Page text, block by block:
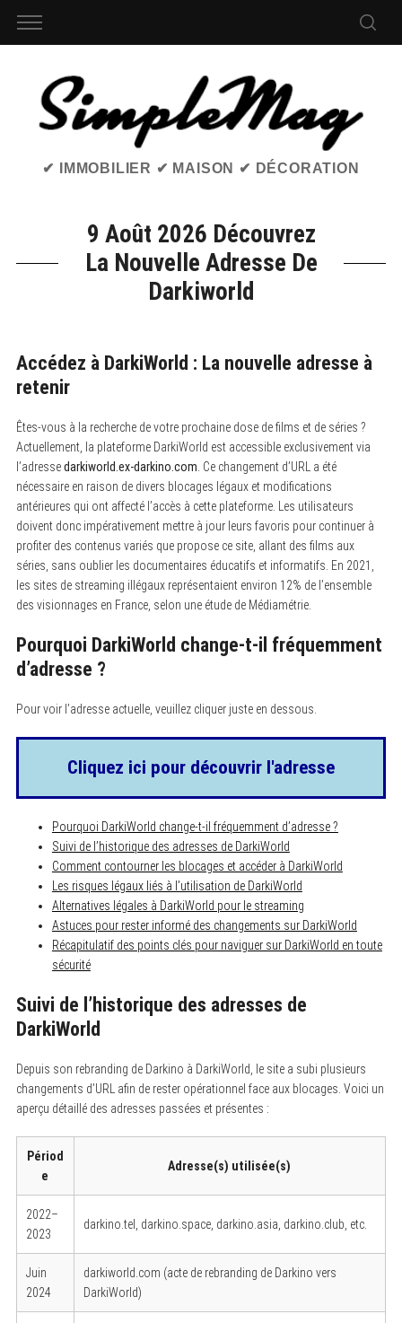
✔ IMMOBILIER ✔ MAISON ✔ DÉCORATION
9 Août 2026 Découvrez
La Nouvelle Adresse De
Darkiworld
Accédez à DarkiWorld : La nouvelle adresse à
retenir
Êtes-vous à la recherche de votre prochaine dose de films et de séries ?
Actuellement, la plateforme DarkiWorld est accessible exclusivement via
l’adressedarkiworld.ex-darkino.com . Ce changement d’URL a été
nécessaire en raison de divers blocages légaux et modifications
antérieures qui ont affecté l’accès à cette plateforme. Les utilisateurs
doivent donc impérativement mettre à jour leurs favoris pour continuer à
profiter des contenus variés que propose ce site, allant des films aux
séries, sans oublier les documentaires éducatifs et informatifs. En 2021,
les sites de streaming illégaux représentaient environ 12% de l’ensemble
des visionnages en France, selon une étude de Médiamétrie.
Pourquoi DarkiWorld change-t-il fréquemment
d’adresse ?
Pour voir l’adresse actuelle, veuillez cliquer juste en dessous.
Cliquez ici pour découvrir l'adresse
Pourquoi DarkiWorld change-t-il fréquemment d’adresse ?
Suivi de l’historique des adresses de DarkiWorld
Comment contourner les blocages et accéder à DarkiWorld
Les risques légaux liés à l’utilisation de DarkiWorld
Alternatives légales à DarkiWorld pour le streaming
Astuces pour rester informé des changements sur DarkiWorld
Récapitulatif des points clés pour naviguer sur DarkiWorld en toute
sécurité
Suivi de l’historique des adresses de
DarkiWorld
Depuis son rebranding de Darkino à DarkiWorld, le site a subi plusieurs
changements d’URL afin de rester opérationnel face aux blocages. Voici un
aperçu détaillé des adresses passées et présentes :
Périod
e
Adresse(s) utilisée(s)
2022–
2023
darkino.tel, darkino.space, darkino.asia, darkino.club, etc.
Juin
2024
darkiworld.com (acte de rebranding de Darkino vers
DarkiWorld)